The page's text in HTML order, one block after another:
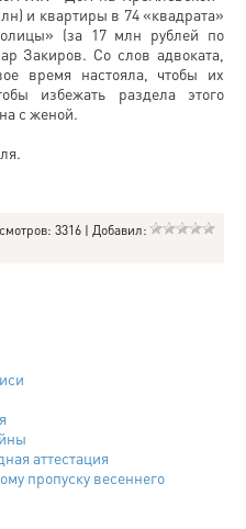
и квартиры в 74 «квадрата»
(за 17 млн рублей по
Закиров. Со слов адвоката,
время настояла, чтобы их
избежать раздела этого
с женой.
: 3316 | Добавил:
аттестация
пропуску весеннего